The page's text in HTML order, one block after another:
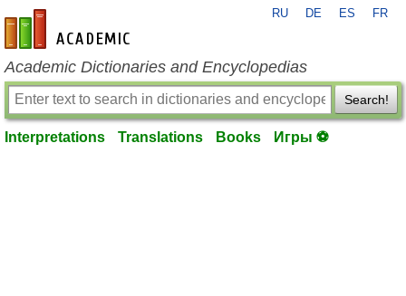
en-academic.com
RU DE ES FR
Academic Dictionaries and Encyclopedias
Search!
Interpretations Translations Books Игры ⚽